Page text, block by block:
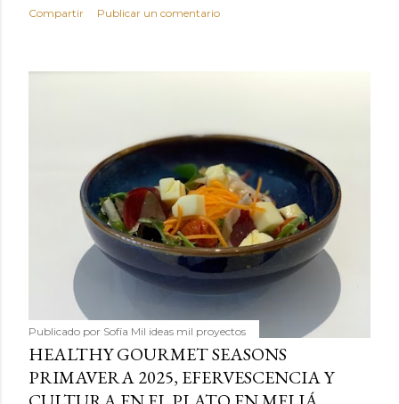
Compartir Publicar un comentario
Publicado por Sofía Mil ideas mil proyectos
HEALTHY GOURMET SEASONS
PRIMAVERA 2025, EFERVESCENCIA Y